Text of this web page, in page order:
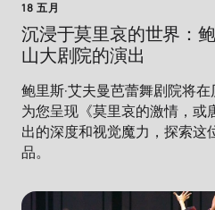
18 五月
沉浸于莫里哀的世界：
山大剧院的演出
鲍里斯·艾夫曼芭蕾舞剧院将
为您呈现《莫里哀的激情，或
出的深度和视觉魔力，探索这
品。